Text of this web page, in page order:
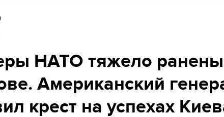
Экономика
Спорт
НАТО тяжело
Американский
крест на успехах